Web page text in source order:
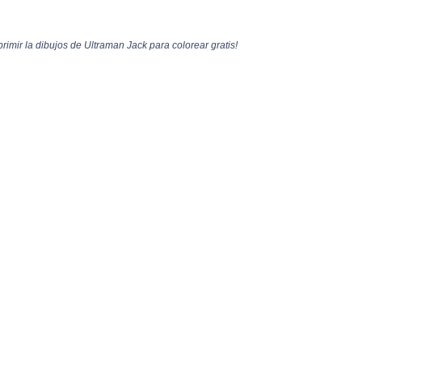
la dibujos de Ultraman Jack para colorear gratis!